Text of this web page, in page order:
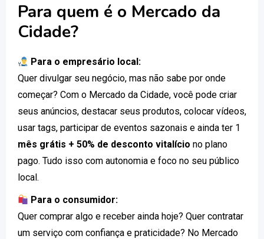
Para quem é o Mercado da
Cidade?
Para o empresário local:
Quer divulgar seu negócio, mas não sabe por onde
começar? Com o Mercado da Cidade, você pode criar
seus anúncios, destacar seus produtos, colocar vídeos,
usar tags, participar de eventos sazonais e ainda ter 1
mês grátis + 50% de desconto vitalício no plano
pago. Tudo isso com autonomia e foco no seu público
local.
Para o consumidor:
Quer comprar algo e receber ainda hoje? Quer contratar
um serviço com confiança e praticidade? No Mercado